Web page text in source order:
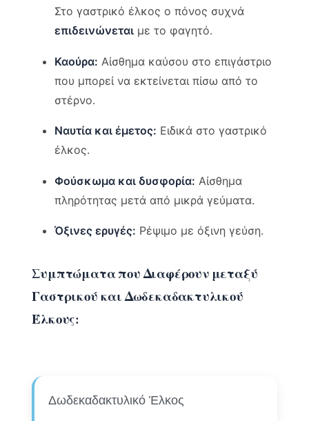
Στο γαστρικό έλκος ο πόνος συχνά
επιδεινώνεται με το φαγητό.
Καούρα: Αίσθημα καύσου στο επιγάστριο
που μπορεί να εκτείνεται πίσω από το
στέρνο.
Ναυτία και έμετος: Ειδικά στο γαστρικό
έλκος.
Φούσκωμα και δυσφορία: Αίσθημα
πληρότητας μετά από μικρά γεύματα.
Όξινες ερυγές: Ρέψιμο με όξινη γεύση.
Συμπτώματα που Διαφέρουν μεταξύ
Γαστρικού και Δωδεκαδακτυλικού
Έλκους:
Δωδεκαδακτυλικό Έλκος